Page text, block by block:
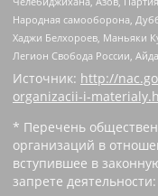
Народная самооборона,
Хаджи Белхороев, Маньяки
Легион Свобода России,
Источник: http://
organizacii-i-
* Перечень
организаций в
вступившее в
запрете деятельности: